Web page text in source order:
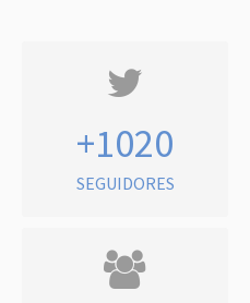
+1020
SEGUIDORES